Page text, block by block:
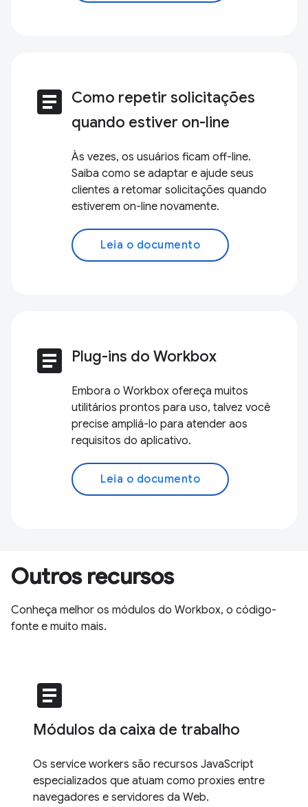
article Como repetir solicitações
quando estiver on-line
Às vezes, os usuários ficam off-line.
Saiba como se adaptar e ajude seus
clientes a retomar solicitações quando
estiverem on-line novamente.
Leia o documento
article Plug-ins do Workbox
Embora o Workbox ofereça muitos
utilitários prontos para uso, talvez você
precise ampliá-lo para atender aos
requisitos do aplicativo.
Leia o documento
Outros recursos
Conheça melhor os módulos do Workbox, o código-
fonte e muito mais.
article
Módulos da caixa de trabalho
Os service workers são recursos JavaScript
especializados que atuam como proxies entre
navegadores e servidores da Web.